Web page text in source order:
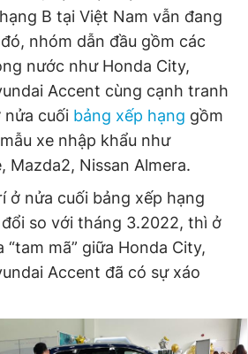
B tại Việt Nam vẫn đang
nhóm dẫn đầu gồm các
nước như Honda City,
Accent cùng cạnh tranh
nửa cuối bảng xếp hạng gồm
xe nhập khẩu như
Mazda2, Nissan Almera.
ở nửa cuối bảng xếp hạng
so với tháng 3.2022, thì ở
“tam mã” giữa Honda City,
Accent đã có sự xáo